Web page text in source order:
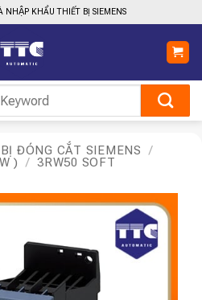
NHẬP KHẨU THIẾT BỊ SIEMENS
ĐÓNG CẮT SIEMENS
/
)
/ 3RW50 SOFT